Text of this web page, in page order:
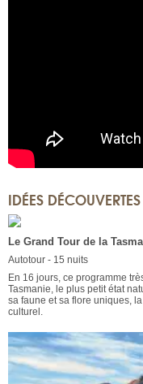
IDÉES DÉCOUVERTES
Le Grand Tour de la
Autotour - 15 nuits
En 16 jours, ce programme
Tasmanie, le plus petit état
sa faune et sa flore uniques,
culturel.